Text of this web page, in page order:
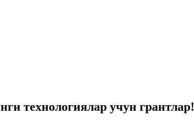
технологиялар учун грантлар!